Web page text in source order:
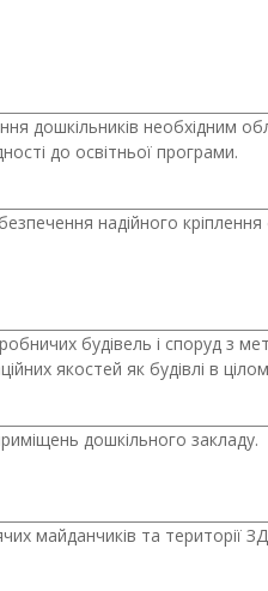
дошкільників необхідним
до освітньої програми.
надійного
будівель і споруд з
якостей як будівлі в
дошкільного закладу.
майданчиків та території